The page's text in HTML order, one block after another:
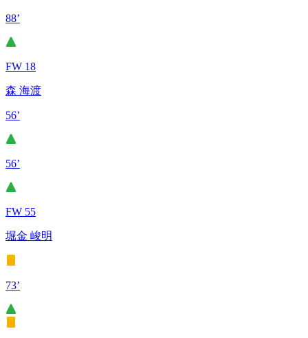
88’
FW 18
森 海渡
56’
56’
FW 55
堀金 峻明
73’